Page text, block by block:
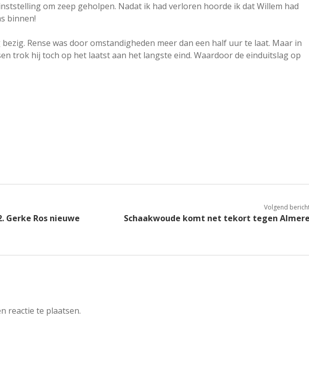
om zeep geholpen. Nadat ik had verloren hoorde ik dat Willem had
binnen!
Rense was door omstandigheden meer dan een half uur te laat. Maar in
trok hij toch op het laatst aan het langste eind. Waardoor de einduitslag op
Gerke Ros nieuwe
Volgend
Schaakwoude komt net tekort tegen Almere
reactie te plaatsen.